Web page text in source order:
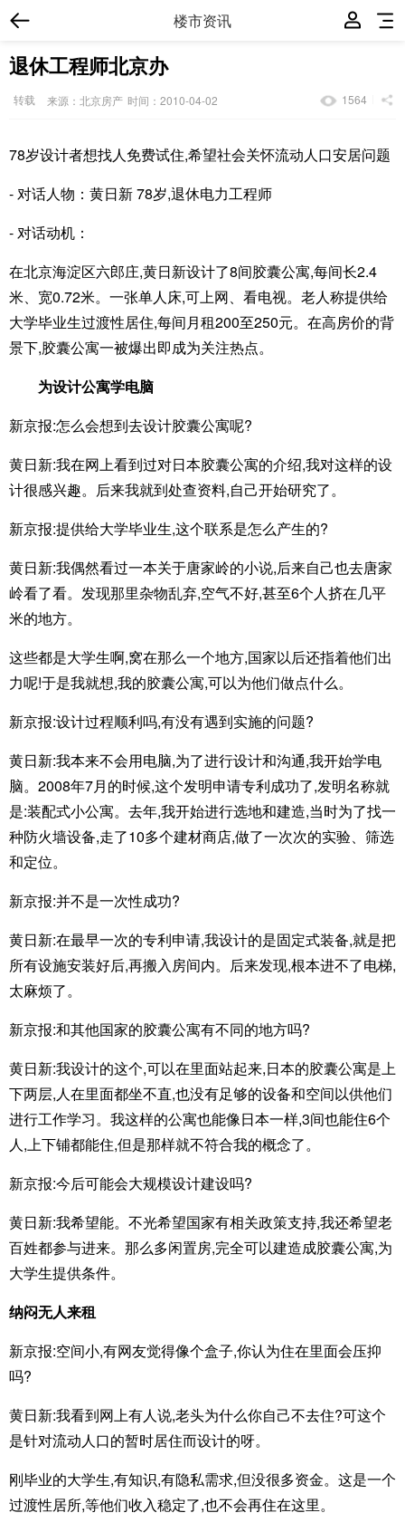
楼市资讯
退休工程师北京办
1564
转载 来源：北京房产 时间：2010-04-02
78岁设计者想找人免费试住,希望社会关怀流动人口安居问题
- 对话人物：黄日新 78岁,退休电力工程师
- 对话动机：
在北京海淀区六郎庄,黄日新设计了8间胶囊公寓,每间长2.4
米、宽0.72米。一张单人床,可上网、看电视。老人称提供给
大学毕业生过渡性居住,每间月租200至250元。在高房价的背
景下,胶囊公寓一被爆出即成为关注热点。
为设计公寓学电脑
新京报:怎么会想到去设计胶囊公寓呢?
黄日新:我在网上看到过对日本胶囊公寓的介绍,我对这样的设
计很感兴趣。后来我就到处查资料,自己开始研究了。
新京报:提供给大学毕业生,这个联系是怎么产生的?
黄日新:我偶然看过一本关于唐家岭的小说,后来自己也去唐家
岭看了看。发现那里杂物乱弃,空气不好,甚至6个人挤在几平
米的地方。
这些都是大学生啊,窝在那么一个地方,国家以后还指着他们出
力呢!于是我就想,我的胶囊公寓,可以为他们做点什么。
新京报:设计过程顺利吗,有没有遇到实施的问题?
黄日新:我本来不会用电脑,为了进行设计和沟通,我开始学电
脑。2008年7月的时候,这个发明申请专利成功了,发明名称就
是:装配式小公寓。去年,我开始进行选地和建造,当时为了找一
种防火墙设备,走了10多个建材商店,做了一次次的实验、筛选
和定位。
新京报:并不是一次性成功?
黄日新:在最早一次的专利申请,我设计的是固定式装备,就是把
所有设施安装好后,再搬入房间内。后来发现,根本进不了电梯,
太麻烦了。
新京报:和其他国家的胶囊公寓有不同的地方吗?
黄日新:我设计的这个,可以在里面站起来,日本的胶囊公寓是上
下两层,人在里面都坐不直,也没有足够的设备和空间以供他们
进行工作学习。我这样的公寓也能像日本一样,3间也能住6个
人,上下铺都能住,但是那样就不符合我的概念了。
新京报:今后可能会大规模设计建设吗?
黄日新:我希望能。不光希望国家有相关政策支持,我还希望老
百姓都参与进来。那么多闲置房,完全可以建造成胶囊公寓,为
大学生提供条件。
纳闷无人来租
新京报:空间小,有网友觉得像个盒子,你认为住在里面会压抑
吗?
黄日新:我看到网上有人说,老头为什么你自己不去住?可这个
是针对流动人口的暂时居住而设计的呀。
刚毕业的大学生,有知识,有隐私需求,但没很多资金。这是一个
过渡性居所,等他们收入稳定了,也不会再住在这里。